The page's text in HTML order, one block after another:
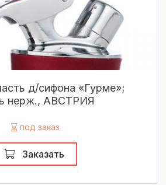
д/сифона «Гурме»;
нерж., АВСТРИЯ
под заказ
Заказать